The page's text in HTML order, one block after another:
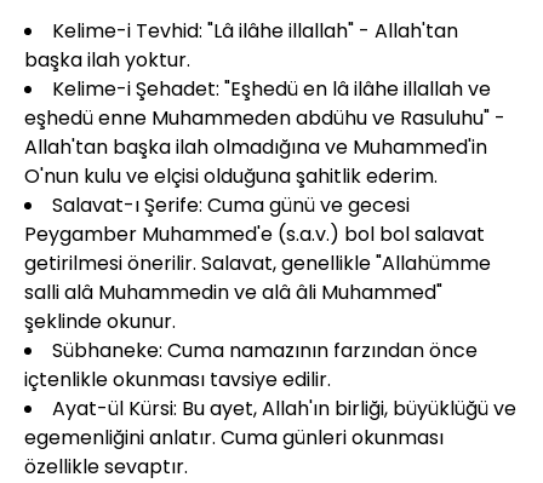
Kelime-i Tevhid: "Lâ ilâhe illallah" - Allah'tan
başka ilah yoktur.
Kelime-i Şehadet: "Eşhedü en lâ ilâhe illallah ve
eşhedü enne Muhammeden abdühu ve Rasuluhu" -
Allah'tan başka ilah olmadığına ve Muhammed'in
O'nun kulu ve elçisi olduğuna şahitlik ederim.
Salavat-ı Şerife: Cuma günü ve gecesi
Peygamber Muhammed'e (s.a.v.) bol bol salavat
getirilmesi önerilir. Salavat, genellikle "Allahümme
salli alâ Muhammedin ve alâ âli Muhammed"
şeklinde okunur.
Sübhaneke: Cuma namazının farzından önce
içtenlikle okunması tavsiye edilir.
Ayat-ül Kürsi: Bu ayet, Allah'ın birliği, büyüklüğü ve
egemenliğini anlatır. Cuma günleri okunması
özellikle sevaptır.